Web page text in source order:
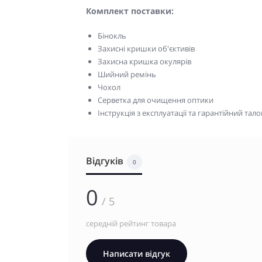
Комплект поставки:
Бінокль
Захисні кришки об'єктивів
Захисна кришка окулярів
Шийний ремінь
Чохол
Серветка для очищення оптики
Інструкція з експлуатації та гарантійний
Відгуків 0
0 / 5
середній рейтинг товара
Написати відгук